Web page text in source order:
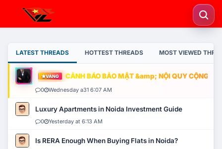
LATEST THREADS HOTTEST THREADS MOST VIEWED
VÀNG CẢNH BÁO BẢO MẬT &amp; NỘI QUY CỘNG
0 Wednesday a31 6:07 AM
Luxury Apartments in Noida Investment Guide
0 Yesterday at 6:13 AM
Is RERA Enough When Buying Flats in Noida?